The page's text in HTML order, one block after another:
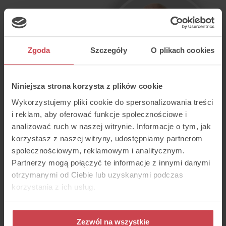
Zgoda Szczegóły O plikach cookies
Niniejsza strona korzysta z plików cookie
Wykorzystujemy pliki cookie do spersonalizowania treści
i reklam, aby oferować funkcje społecznościowe i
analizować ruch w naszej witrynie. Informacje o tym, jak
korzystasz z naszej witryny, udostępniamy partnerom
społecznościowym, reklamowym i analitycznym.
Partnerzy mogą połączyć te informacje z innymi danymi
otrzymanymi od Ciebie lub uzyskanymi podczas
korzystania z ich usług.
Zezwól na wszystkie
Thulium było narzędziem
wykorzystywanym u naszego partnera.
Wcześniejsza analiza pozwoliła nam
stwierdzi, że przejęcie tej platformy
zmieni nasza spojrzenie na cały dział
obsługi Klienta i stworzy środowisko
oparte na wartościowej analizie i kontroli
przepływu danych.
Krzysztof Płusa
Korzyści z wdrożenia